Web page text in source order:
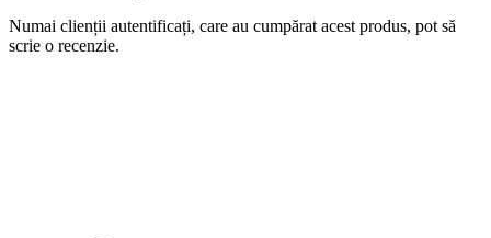
Numai clienții autentificați, care au cumpărat acest produs, pot să
scrie o recenzie.